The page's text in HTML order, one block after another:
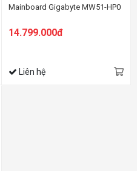
Mainboard Gigabyte MW51-HP0
14.799.000đ
Liên hệ